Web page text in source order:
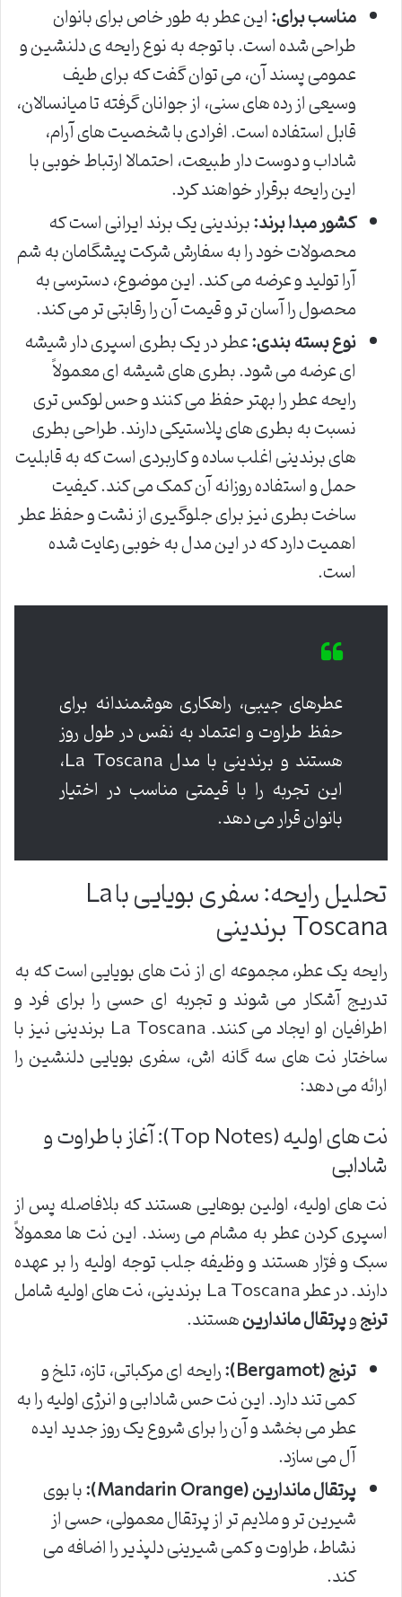
مناسب برای:این عطر به طور خاص برای بانوان
طراحی شده است. با توجه به نوع رایحه ی دلنشین و
عمومی پسند آن، می توان گفت که برای طیف
وسیعی از رده های سنی، از جوانان گرفته تا میانسالان،
قابل استفاده است. افرادی با شخصیت های آرام،
شاداب و دوست دار طبیعت، احتمالا ارتباط خوبی با
این رایحه برقرار خواهند کرد.
کشور مبدا برند:برندینی یک برند ایرانی است که
محصولات خود را به سفارش شرکت پیشگامان به شم
آرا تولید و عرضه می کند. این موضوع، دسترسی به
محصول را آسان تر و قیمت آن را رقابتی تر می کند.
نوع بسته بندی:عطر در یک بطری اسپری دار شیشه
ای عرضه می شود. بطری های شیشه ای معمولاً
رایحه عطر را بهتر حفظ می کنند و حس لوکس تری
نسبت به بطری های پلاستیکی دارند. طراحی بطری
های برندینی اغلب ساده و کاربردی است که به قابلیت
حمل و استفاده روزانه آن کمک می کند. کیفیت
ساخت بطری نیز برای جلوگیری از نشت و حفظ عطر
اهمیت دارد که در این مدل به خوبی رعایت شده
است.
عطرهای جیبی، راهکاری هوشمندانه برای
حفظ طراوت و اعتماد به نفس در طول روز
هستند و برندینی با مدل La Toscana،
این تجربه را با قیمتی مناسب در اختیار
بانوان قرار می دهد.
تحلیل رایحه: سفری بویایی با La
Toscana برندینی
رایحه یک عطر، مجموعه ای از نت های بویایی است که به
تدریج آشکار می شوند و تجربه ای حسی را برای فرد و
اطرافیان او ایجاد می کنند. La Toscana برندینی نیز با
ساختار نت های سه گانه اش، سفری بویایی دلنشین را
ارائه می دهد:
نت های اولیه (Top Notes): آغاز با طراوت و
شادابی
نت های اولیه، اولین بوهایی هستند که بلافاصله پس از
اسپری کردن عطر به مشام می رسند. این نت ها معمولاً
سبک و فرّار هستند و وظیفه جلب توجه اولیه را بر عهده
دارند. در عطر La Toscana برندینی، نت های اولیه شامل
ترنجوپرتقال ماندارینهستند.
ترنج (Bergamot):
رایحه ای مرکباتی، تازه، تلخ و
کمی تند دارد. این نت حس شادابی و انرژی اولیه را به
عطر می بخشد و آن را برای شروع یک روز جدید ایده
آل می سازد.
پرتقال ماندارین (Mandarin Orange):
با بوی
شیرین تر و ملایم تر از پرتقال معمولی، حسی از
نشاط، طراوت و کمی شیرینی دلپذیر را اضافه می
کند.